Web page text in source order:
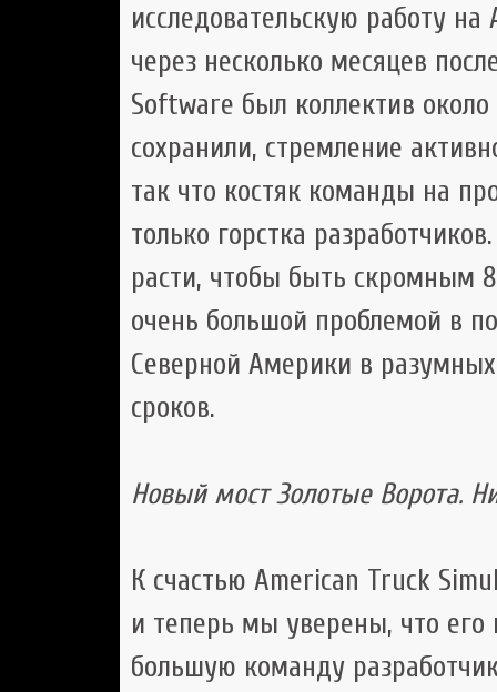
исследовательскую работу
через несколько месяцев
Software был коллектив
сохранили, стремление
так что костяк команды на
только горстка
расти, чтобы быть скромным
очень большой проблемой в
Северной Америки в
сроков.
Новый мост Золотые Ворота.
К счастью American Truck
и теперь мы уверены, что
большую команду